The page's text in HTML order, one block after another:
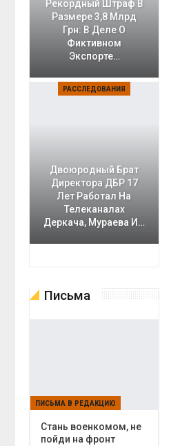
Рекордный Штраф В
Размере 3,8 Млрд
Грн: В Деле О
Фиктивном
Экспорте…
РАССЛЕДОВАНИЯ
Двоюродный Брат
Директора ДБР 17
Лет Работал На
Телеканалах
Деркача, Мураева И…
Письма
ПИСЬМА В РЕДАКЦИЮ
Cтань военкомом, не
пойди на фронт